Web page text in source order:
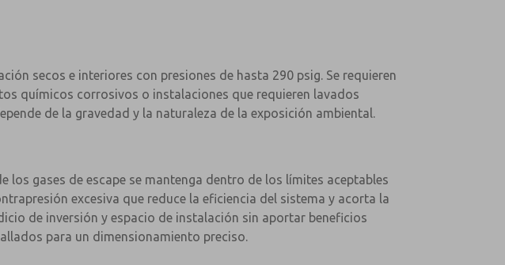
secos e interiores con presiones de hasta 290 psig. Se requieren
químicos corrosivos o instalaciones que requieren lavados
de la gravedad y la naturaleza de la exposición ambiental.
gases de escape se mantenga dentro de los límites aceptables
excesiva que reduce la eficiencia del sistema y acorta la
de inversión y espacio de instalación sin aportar beneficios
para un dimensionamiento preciso.